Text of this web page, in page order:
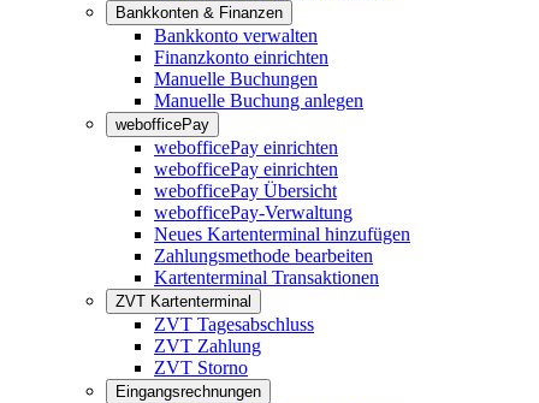
Bankkonten & Finanzen
Bankkonto verwalten
Finanzkonto einrichten
Manuelle Buchungen
Manuelle Buchung anlegen
webofficePay
webofficePay einrichten
webofficePay einrichten
webofficePay Übersicht
webofficePay-Verwaltung
Neues Kartenterminal hinzufügen
Zahlungsmethode bearbeiten
Kartenterminal Transaktionen
ZVT Kartenterminal
ZVT Tagesabschluss
ZVT Zahlung
ZVT Storno
Eingangsrechnungen